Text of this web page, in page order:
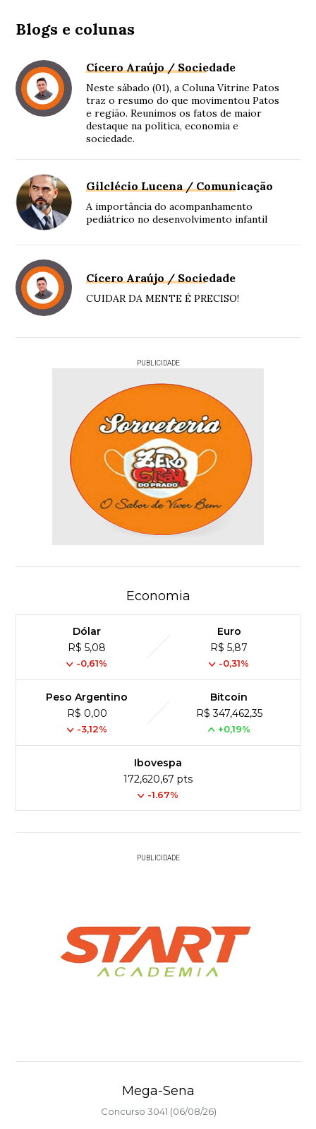
Blogs e colunas
Cícero Araújo / Sociedade
Neste sábado (01), a Coluna Vitrine Patos
traz o resumo do que movimentou Patos
e região. Reunimos os fatos de maior
destaque na política, economia e
sociedade.
Gilclécio Lucena / Comunicação
A importância do acompanhamento
pediátrico no desenvolvimento infantil
Cícero Araújo / Sociedade
CUIDAR DA MENTE É PRECISO!
PUBLICIDADE
Economia
Dólar
R$ 5,08
-0,61%
Euro
R$ 5,87
-0,31%
Peso Argentino
R$ 0,00
-3,12%
Bitcoin
R$ 347,462,35
+0,19%
Ibovespa
172,620,67 pts
-1.67%
PUBLICIDADE
Mega-Sena
Concurso 3041 (06/08/26)